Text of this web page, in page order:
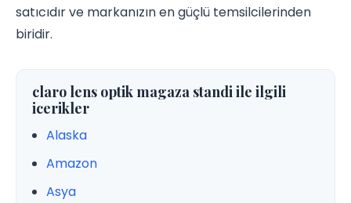
satıcıdır ve markanızın en güçlü temsilcilerinden
biridir.
claro lens optik magaza standi ile ilgili
icerikler
Alaska
Amazon
Asya